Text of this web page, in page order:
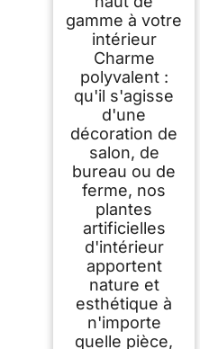
gamme à votre
intérieur
Charme
polyvalent :
qu'il s'agisse
d'une
décoration de
salon, de
bureau ou de
ferme, nos
plantes
artificielles
d'intérieur
apportent
nature et
esthétique à
n'importe
quelle pièce,